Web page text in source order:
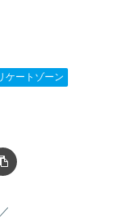
ケートゾーン